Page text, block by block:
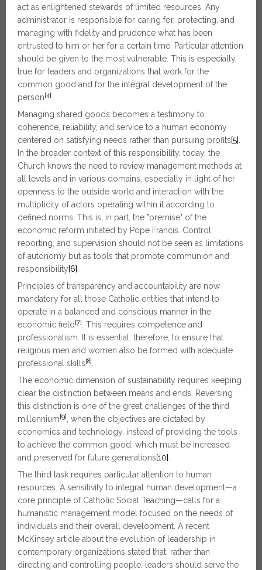
act as enlightened stewards of limited resources. Any
administrator is responsible for caring for, protecting, and
managing with fidelity and prudence what has been
entrusted to him or her for a certain time. Particular attention
should be given to the most vulnerable. This is especially
true for leaders and organizations that work for the
common good and for the integral development of the
person[4]
Managing shared goods becomes a testimony to
coherence, reliability, and service to a human economy
centered on satisfying needs rather than pursuing profits[5]
In the broader context of this responsibility, today, the
Church knows the need to review management methods at
all levels and in various domains, especially in light of her
openness to the outside world and interaction with the
multiplicity of actors operating within it according to
defined norms. This is, in part, the "premise" of the
economic reform initiated by Pope Francis. Control,
reporting, and supervision should not be seen as limitations
of autonomy but as tools that promote communion and
responsibility[6]
Principles of transparency and accountability are now
mandatory for all those Catholic entities that intend to
operate in a balanced and conscious manner in the
economic field [7]
. This requires competence and
professionalism. It is essential, therefore, to ensure that
religious men and women also be formed with adequate
professional skills[8]
The economic dimension of sustainability requires keeping
clear the distinction between means and ends. Reversing
this distinction is one of the great challenges of the third
millennium[9]
, when the objectives are dictated by
economics and technology, instead of providing the tools
to achieve the common good, which must be increased
and preserved for future generations[10]
The third task requires particular attention to human
resources. A sensitivity to integral human development—a
core principle of Catholic Social Teaching—calls for a
humanistic management model focused on the needs of
individuals and their overall development. A recent
McKinsey article about the evolution of leadership in
contemporary organizations stated that, rather than
directing and controlling people, leaders should serve the